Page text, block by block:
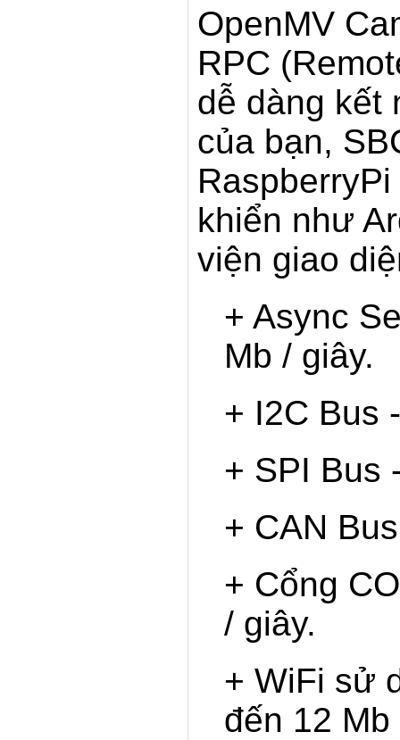
OpenMV
RPC
dễ dàng kết
của bạn,
khiển như
viện giao
+ Async
Mb / giây.
+ I2C Bus
+ SPI Bus
+ CAN
+ Cổng
/ giây.
+ WiFi sử
đến 12 Mb